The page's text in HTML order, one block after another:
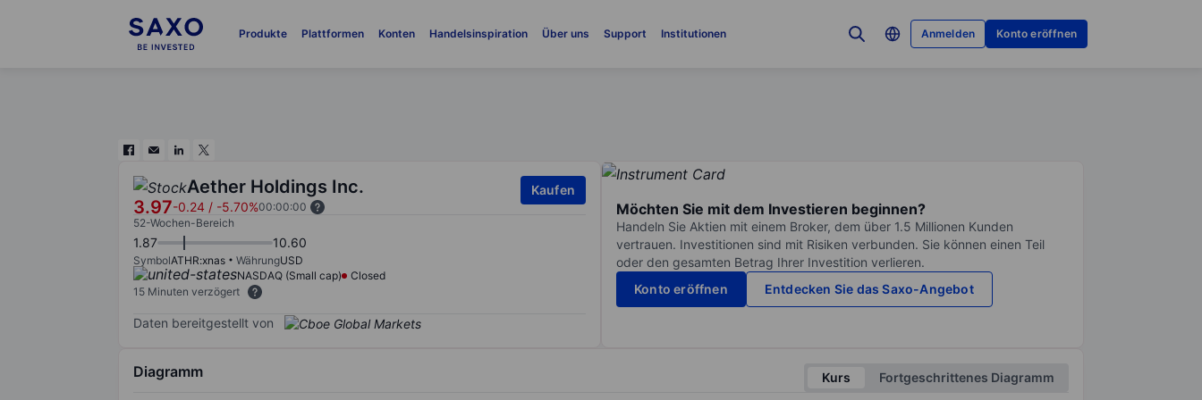
Produkte Plattformen Konten Handelsinspiration Über uns Support Institutionen Anmelden Konto eröffnen
Aether Holdings Inc.
3.97-0.24 / -5.70%00:00:00
Kaufen
52-Wochen-Bereich
1.87 10.60
SymbolATHR:xnas WährungUSD
NASDAQ (Small cap)
Closed
15 Minuten verzögert
Daten bereitgestellt von
Möchten Sie mit dem Investieren beginnen?
Handeln Sie Aktien mit einem Broker, dem über 1.5 Millionen Kunden
vertrauen. Investitionen sind mit Risiken verbunden. Sie können einen Teil
oder den gesamten Betrag Ihrer Investition verlieren.
Konto eröffnen
Entdecken Sie das Saxo-Angebot
Diagramm Kurs
Fortgeschrittenes Diagramm